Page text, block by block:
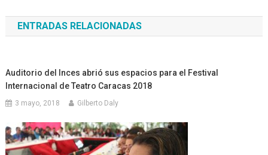
de
entradas
ENTRADAS RELACIONADAS
Auditorio del Inces abrió sus espacios para el Festival
Internacional de Teatro Caracas 2018
3 mayo, 2018 Gilberto Daly